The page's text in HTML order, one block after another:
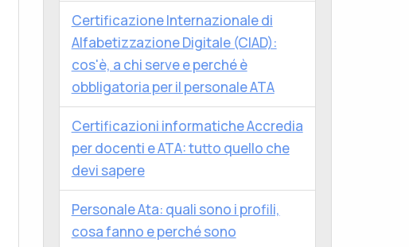
Certificazione Internazionale di
Alfabetizzazione Digitale (CIAD):
cos'è, a chi serve e perché è
obbligatoria per il personale ATA
Certificazioni informatiche Accredia
per docenti e ATA: tutto quello che
devi sapere
Personale Ata: quali sono i profili,
cosa fanno e perché sono